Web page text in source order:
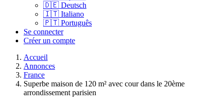
🇩🇪 Deutsch
🇮🇹 Italiano
🇵🇹 Português
Se connecter
Créer un compte
Accueil
Annonces
France
Superbe maison de 120 m² avec cour dans le 20ème
arrondissement parisien